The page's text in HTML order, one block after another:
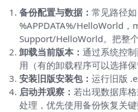
备份配置与数据： 常见路径
%APPDATA%/HelloWorld
Support/HelloWorld。把整个
卸载当前版本： 通过系统控
用（有的卸载程序可以选择保
安装旧版安装包： 运行旧版
启动并观察： 若出现数据库
处理，优先使用备份恢复关键